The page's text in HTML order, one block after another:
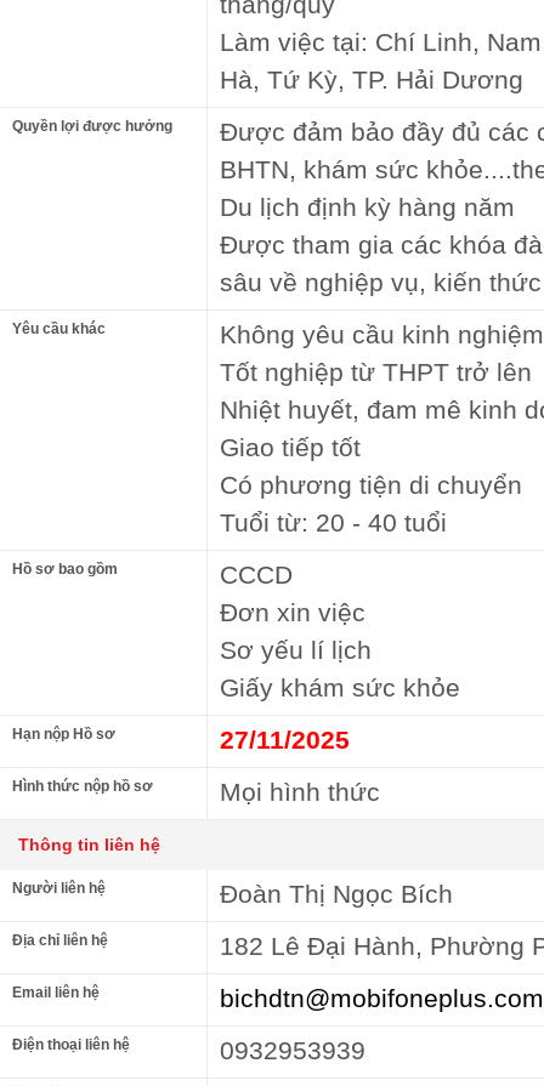
Làm việc tại: Chí Linh,
Hà, Tứ Kỳ, TP. Hải Dương
Quyền lợi được hưởng
Được đảm bảo đầy đủ các
BHTN, khám sức
Du lịch định kỳ hàng năm
Được tham gia các khóa
sâu về nghiệp vụ, kiến
Yêu cầu khác
Không yêu cầu kinh
Tốt nghiệp từ THPT trở lên
Nhiệt huyết, đam mê kinh
Giao tiếp tốt
Có phương tiện di chuyển
Tuổi từ: 20 - 40 tuổi
Hồ sơ bao gồm
CCCD
Đơn xin việc
Sơ yếu lí lịch
Giấy khám sức khỏe
Hạn nộp Hồ sơ 27/11/2025
Hình thức nộp hồ sơ Mọi hình thức
Thông tin liên hệ
Người liên hệ Đoàn Thị Ngọc Bích
Địa chỉ liên hệ 182 Lê Đại Hành, Phường
Email liên hệ
Điện thoại liên hệ 0932953939